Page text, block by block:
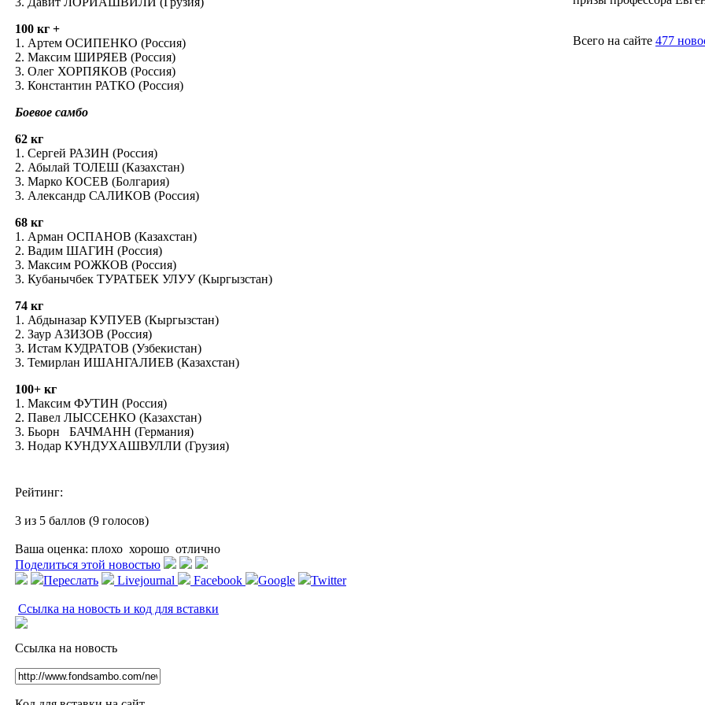
100 кг +
1. Артем ОСИПЕНКО (Россия)
2. Максим ШИРЯЕВ (Россия)
3. Олег ХОРПЯКОВ (Россия)
3. Константин РАТКО (Россия)
Боевое самбо
62 кг
1. Сергей РАЗИН (Россия)
2. Абылай ТОЛЕШ (Казахстан)
3. Марко КОСЕВ (Болгария)
3. Александр САЛИКОВ (Россия)
68 кг
1. Арман ОСПАНОВ (Казахстан)
2. Вадим ШАГИН (Россия)
3. Максим РОЖКОВ (Россия)
3. Кубанычбек ТУРАТБЕК УЛУУ (Кыргызстан)
74 кг
1. Абдыназар КУПУЕВ (Кыргызстан)
2. Заур АЗИЗОВ (Россия)
3. Истам КУДРАТОВ (Узбекистан)
3. Темирлан ИШАНГАЛИЕВ (Казахстан)
100+ кг
1. Максим ФУТИН (Россия)
2. Павел ЛЫССЕНКО (Казахстан)
3. Бьорн БАЧМАНН (Германия)
3. Нодар КУНДУХАШВУЛЛИ (Грузия)
Рейтинг:
3 из 5 баллов (9 голосов)
Ваша оценка: плохо хорошо отлично
Поделиться этой новостью
Переслать
Livejournal Facebook Google Twitter
Ссылка на новость и код для вставки
Ссылка на новость
Всего на сайте 477